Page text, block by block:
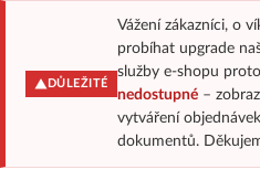
DŮLEŽITÉ
Vážení zákazníci, o
probíhat upgrade
služby e-shopu proto
nedostupné–
vytváření
dokumentů.